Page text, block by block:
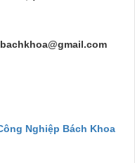
Nghiệp Bách Khoa